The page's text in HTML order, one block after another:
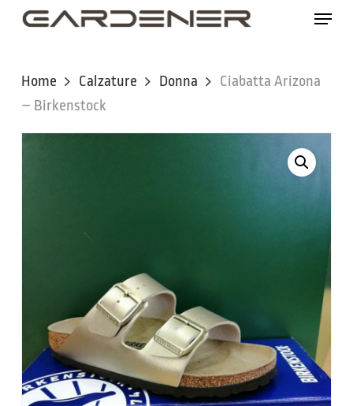
Skip
content
Menu
Home Calzature Donna
Ciabatta Arizona
– Birkenstock